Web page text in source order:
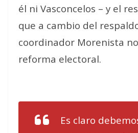
él ni Vasconcelos – y el
que a cambio del
coordinador Morenista
reforma electoral.
Es claro